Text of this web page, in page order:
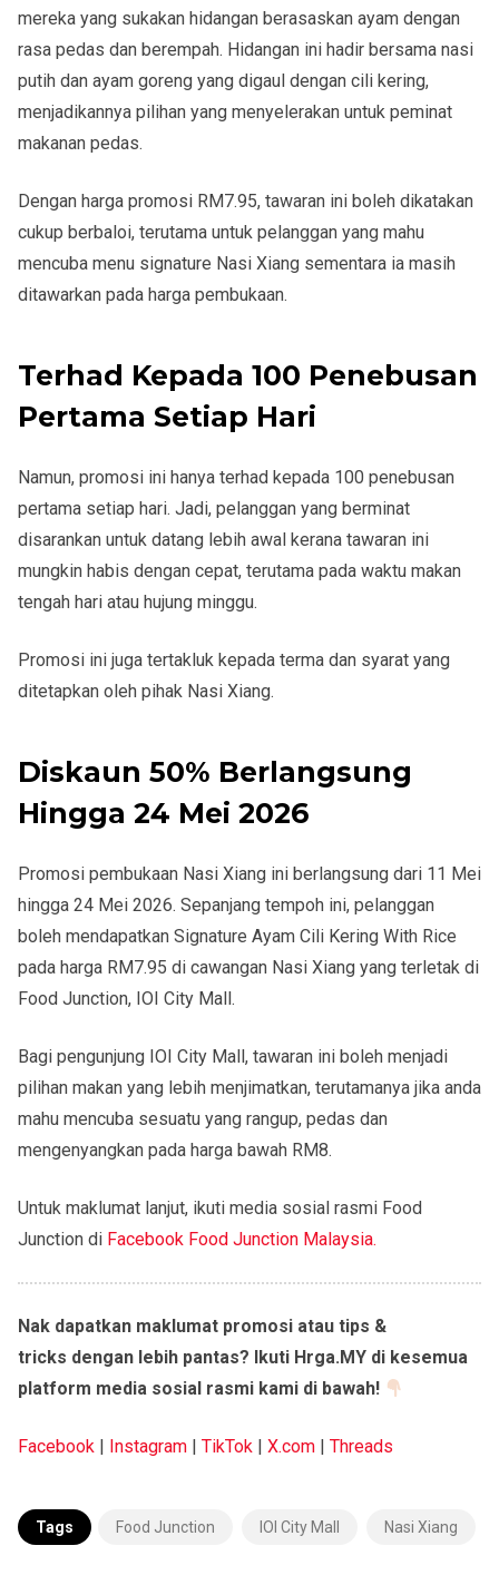
mereka yang sukakan hidangan berasaskan ayam dengan
rasa pedas dan berempah. Hidangan ini hadir bersama nasi
putih dan ayam goreng yang digaul dengan cili kering,
menjadikannya pilihan yang menyelerakan untuk peminat
makanan pedas.
Dengan harga promosi RM7.95, tawaran ini boleh dikatakan
cukup berbaloi, terutama untuk pelanggan yang mahu
mencuba menu signature Nasi Xiang sementara ia masih
ditawarkan pada harga pembukaan.
Terhad Kepada 100 Penebusan
Pertama Setiap Hari
Namun, promosi ini hanya terhad kepada 100 penebusan
pertama setiap hari. Jadi, pelanggan yang berminat
disarankan untuk datang lebih awal kerana tawaran ini
mungkin habis dengan cepat, terutama pada waktu makan
tengah hari atau hujung minggu.
Promosi ini juga tertakluk kepada terma dan syarat yang
ditetapkan oleh pihak Nasi Xiang.
Diskaun 50% Berlangsung
Hingga 24 Mei 2026
Promosi pembukaan Nasi Xiang ini berlangsung dari 11 Mei
hingga 24 Mei 2026. Sepanjang tempoh ini, pelanggan
boleh mendapatkan Signature Ayam Cili Kering With Rice
pada harga RM7.95 di cawangan Nasi Xiang yang terletak di
Food Junction, IOI City Mall .
Bagi pengunjung IOI City Mall, tawaran ini boleh menjadi
pilihan makan yang lebih menjimatkan, terutamanya jika anda
mahu mencuba sesuatu yang rangup, pedas dan
mengenyangkan pada harga bawah RM8.
Untuk maklumat lanjut, ikuti media sosial rasmi Food
Junction di Facebook Food Junction Malaysia.
Nak dapatkan maklumat promosi atau tips &
tricks dengan lebih pantas? Ikuti Hrga.MY di kesemua
platform media sosial rasmi kami di bawah!
Facebook Instagram TikTok X.com Threads
Tags Food Junction IOI City Mall Nasi Xiang